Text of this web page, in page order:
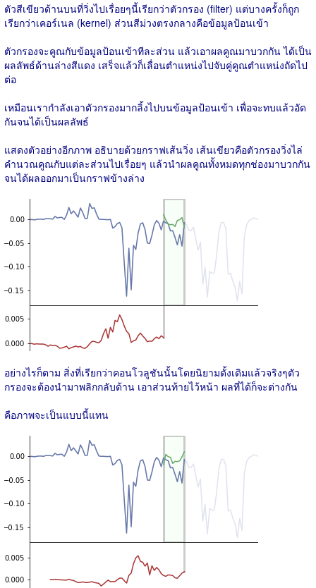
ตัวสีเขียวด้านบนที่วิ่งไปเรื่อยๆนี้เรียกว่าตัวกรอง (filter) แต่บางครั้งก็ถูก
เรียกว่าเคอร์เนล (kernel) ส่วนสีม่วงตรงกลางคือข้อมูลป้อนเข้า
ตัวกรองจะคูณกับข้อมูลป้อนเข้าทีละส่วน แล้วเอาผลคูณมาบวกกัน ได้เป็น
ผลลัพธ์ด้านล่างสีแดง เสร็จแล้วก็เลื่อนตำแหน่งไปจับคู่คูณตำแหน่งถัดไป
ต่อ
เหมือนเรากำลังเอาตัวกรองมากลิ้งไปบนข้อมูลป้อนเข้า เพื่อจะทบแล้วอัด
กันจนได้เป็นผลลัพธ์
แสดงตัวอย่างอีกภาพ อธิบายด้วยกราฟเส้นวิ่ง เส้นเขียวคือตัวกรองวิ่งไล่
คำนวณคูณกับแต่ละส่วนไปเรื่อยๆ แล้วนำผลคูณทั้งหมดทุกช่องมาบวกกัน
จนได้ผลออกมาเป็นกราฟข้างล่าง
อย่างไรก็ตาม สิ่งที่เรียกว่าคอนโวลูชันนั้นโดยนิยามดั้งเดิมแล้วจริงๆตัว
กรองจะต้องนำมาพลิกกลับด้าน เอาส่วนท้ายไว้หน้า ผลที่ได้ก็จะต่างกัน
คือภาพจะเป็นแบบนี้แทน